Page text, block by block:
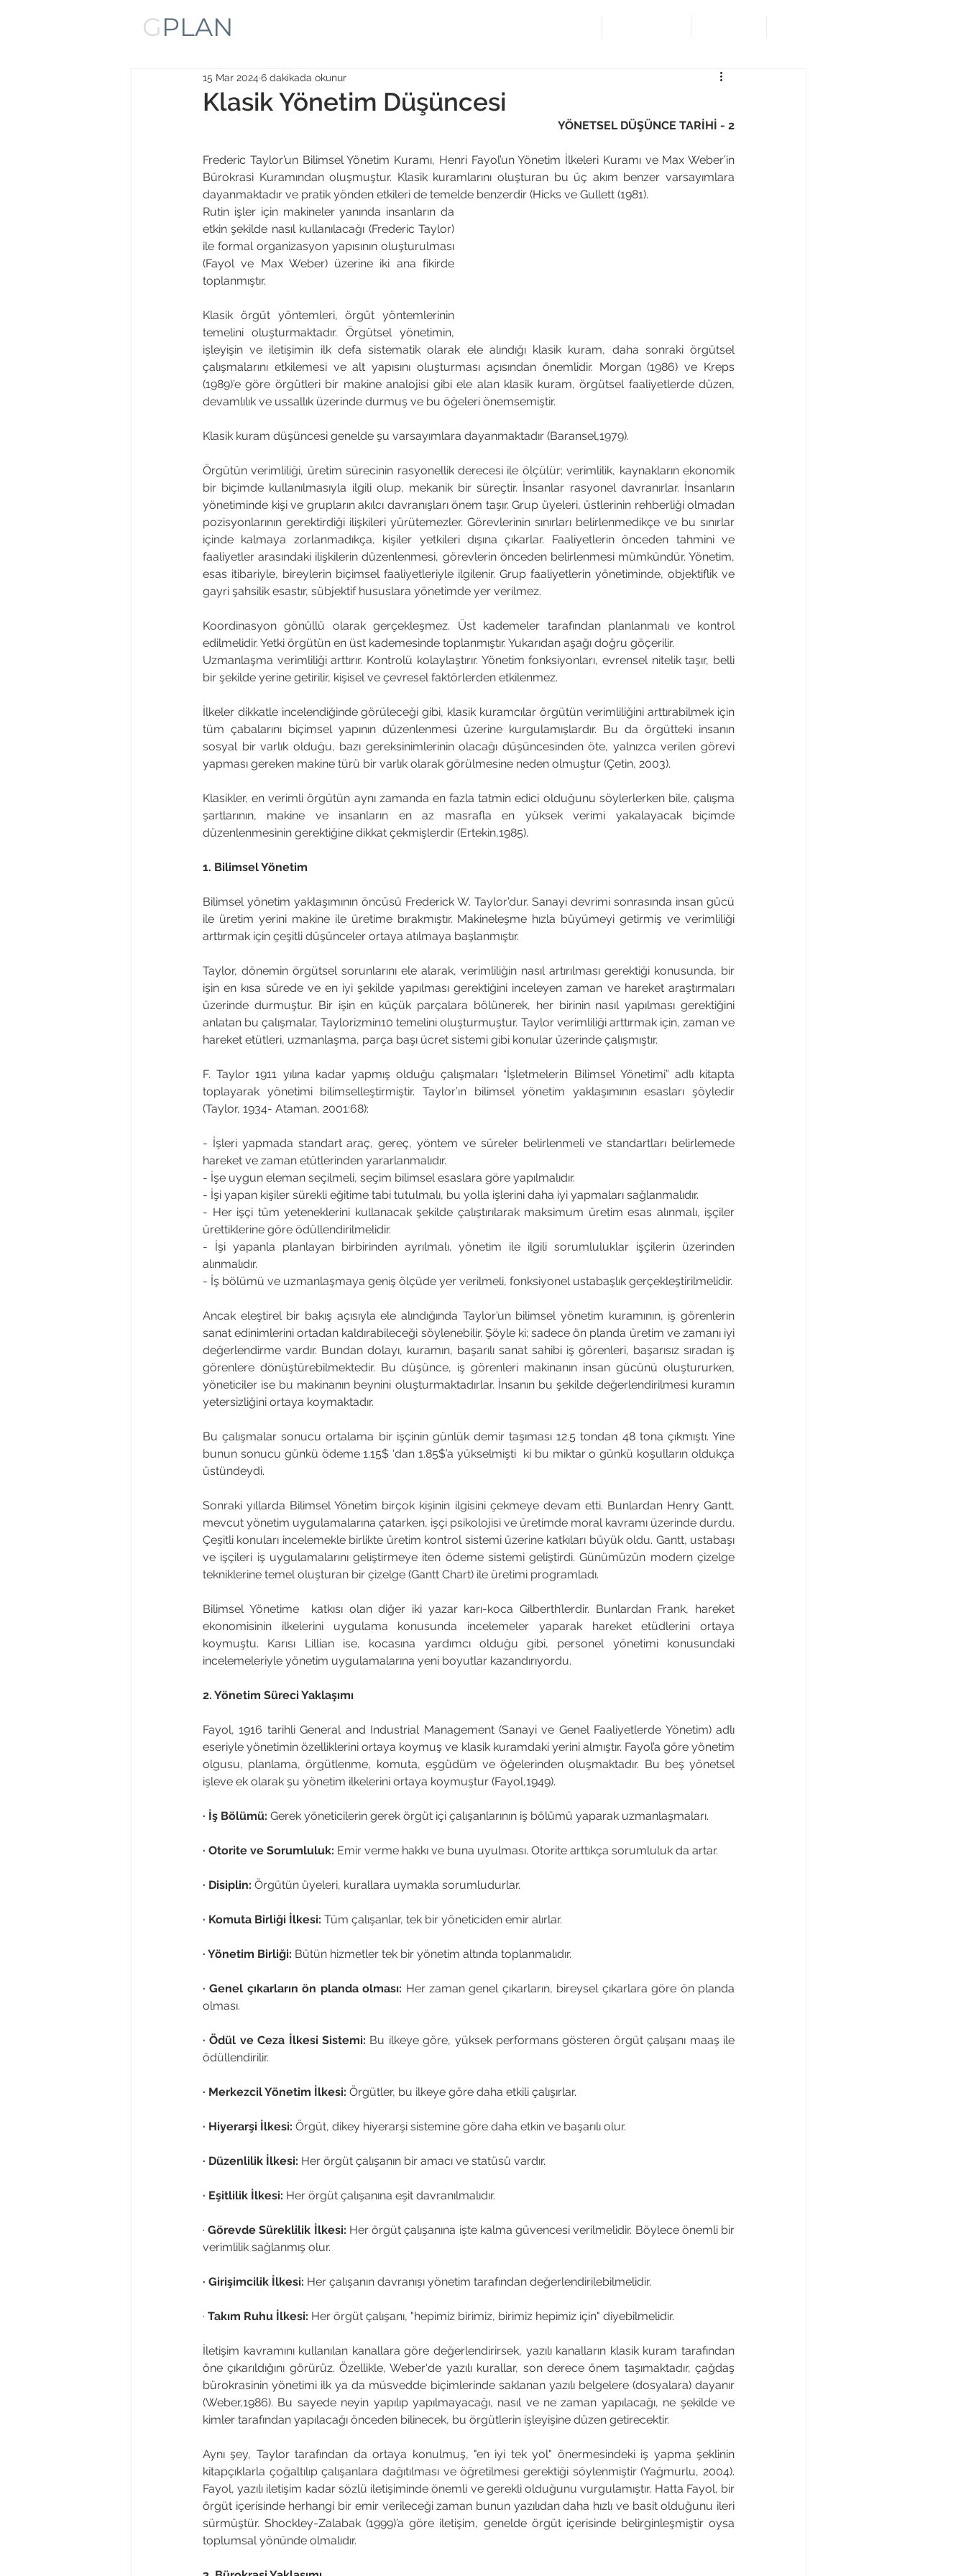
GPLAN
Klasik Yönetim Düşüncesi
15 Mar 2024 6 dakikada okunur
YÖNETSEL DÜŞÜNCE TARİHİ - 2
Frederic Taylor’un Bilimsel Yönetim Kuramı, Henri Fayol’un Yönetim İlkeleri Kuramı ve Max Weber’in
Bürokrasi Kuramından oluşmuştur. Klasik kuramlarını oluşturan bu üç akım benzer varsayımlara
dayanmaktadır ve pratik yönden etkileri de temelde benzerdir (Hicks ve Gullett (1981).
Rutin işler için makineler yanında insanların da
etkin şekilde nasıl kullanılacağı (Frederic Taylor)
ile formal organizasyon yapısının oluşturulması
(Fayol ve Max Weber) üzerine iki ana fikirde
toplanmıştır.
Klasik örgüt yöntemleri, örgüt yöntemlerinin
temelini oluşturmaktadır. Örgütsel yönetimin,
işleyişin ve iletişimin ilk defa sistematik olarak ele alındığı klasik kuram, daha sonraki örgütsel
çalışmalarını etkilemesi ve alt yapısını oluşturması açısından önemlidir. Morgan (1986) ve Kreps
(1989)’e göre örgütleri bir makine analojisi gibi ele alan klasik kuram, örgütsel faaliyetlerde düzen,
devamlılık ve ussallık üzerinde durmuş ve bu öğeleri önemsemiştir.
Klasik kuram düşüncesi genelde şu varsayımlara dayanmaktadır (Baransel,1979).
Örgütün verimliliği, üretim sürecinin rasyonellik derecesi ile ölçülür; verimlilik, kaynakların ekonomik
bir biçimde kullanılmasıyla ilgili olup, mekanik bir süreçtir. İnsanlar rasyonel davranırlar. İnsanların
yönetiminde kişi ve grupların akılcı davranışları önem taşır. Grup üyeleri, üstlerinin rehberliği olmadan
pozisyonlarının gerektirdiği ilişkileri yürütemezler. Görevlerinin sınırları belirlenmedikçe ve bu sınırlar
içinde kalmaya zorlanmadıkça, kişiler yetkileri dışına çıkarlar. Faaliyetlerin önceden tahmini ve
faaliyetler arasındaki ilişkilerin düzenlenmesi, görevlerin önceden belirlenmesi mümkündür. Yönetim,
esas itibariyle, bireylerin biçimsel faaliyetleriyle ilgilenir. Grup faaliyetlerin yönetiminde, objektiflik ve
gayri şahsilik esastır, sübjektif hususlara yönetimde yer verilmez.
Koordinasyon gönüllü olarak gerçekleşmez. Üst kademeler tarafından planlanmalı ve kontrol
edilmelidir. Yetki örgütün en üst kademesinde toplanmıştır. Yukarıdan aşağı doğru göçerilir.
Uzmanlaşma verimliliği arttırır. Kontrolü kolaylaştırır. Yönetim fonksiyonları, evrensel nitelik taşır, belli
bir şekilde yerine getirilir, kişisel ve çevresel faktörlerden etkilenmez.
İlkeler dikkatle incelendiğinde görüleceği gibi, klasik kuramcılar örgütün verimliliğini arttırabilmek için
tüm çabalarını biçimsel yapının düzenlenmesi üzerine kurgulamışlardır. Bu da örgütteki insanın
sosyal bir varlık olduğu, bazı gereksinimlerinin olacağı düşüncesinden öte, yalnızca verilen görevi
yapması gereken makine türü bir varlık olarak görülmesine neden olmuştur (Çetin, 2003).
Klasikler, en verimli örgütün aynı zamanda en fazla tatmin edici olduğunu söylerlerken bile, çalışma
şartlarının, makine ve insanların en az masrafla en yüksek verimi yakalayacak biçimde
düzenlenmesinin gerektiğine dikkat çekmişlerdir (Ertekin,1985).
1. Bilimsel Yönetim
Bilimsel yönetim yaklaşımının öncüsü Frederick W. Taylor’dur. Sanayi devrimi sonrasında insan gücü
ile üretim yerini makine ile üretime bırakmıştır. Makineleşme hızla büyümeyi getirmiş ve verimliliği
arttırmak için çeşitli düşünceler ortaya atılmaya başlanmıştır.
Taylor, dönemin örgütsel sorunlarını ele alarak, verimliliğin nasıl artırılması gerektiği konusunda, bir
işin en kısa sürede ve en iyi şekilde yapılması gerektiğini inceleyen zaman ve hareket araştırmaları
üzerinde durmuştur. Bir işin en küçük parçalara bölünerek, her birinin nasıl yapılması gerektiğini
anlatan bu çalışmalar, Taylorizmin10 temelini oluşturmuştur. Taylor verimliliği arttırmak için, zaman ve
hareket etütleri, uzmanlaşma, parça başı ücret sistemi gibi konular üzerinde çalışmıştır.
F. Taylor 1911 yılına kadar yapmış olduğu çalışmaları “İşletmelerin Bilimsel Yönetimi” adlı kitapta
toplayarak yönetimi bilimselleştirmiştir. Taylor’ın bilimsel yönetim yaklaşımının esasları şöyledir
(Taylor, 1934- Ataman, 2001:68):
- İşleri yapmada standart araç, gereç, yöntem ve süreler belirlenmeli ve standartları belirlemede
hareket ve zaman etütlerinden yararlanmalıdır.
- İşe uygun eleman seçilmeli, seçim bilimsel esaslara göre yapılmalıdır.
- İşi yapan kişiler sürekli eğitime tabi tutulmalı, bu yolla işlerini daha iyi yapmaları sağlanmalıdır.
- Her işçi tüm yeteneklerini kullanacak şekilde çalıştırılarak maksimum üretim esas alınmalı, işçiler
ürettiklerine göre ödüllendirilmelidir.
- İşi yapanla planlayan birbirinden ayrılmalı, yönetim ile ilgili sorumluluklar işçilerin üzerinden
alınmalıdır.
- İş bölümü ve uzmanlaşmaya geniş ölçüde yer verilmeli, fonksiyonel ustabaşlık gerçekleştirilmelidir.
Ancak eleştirel bir bakış açısıyla ele alındığında Taylor’un bilimsel yönetim kuramının, iş görenlerin
sanat edinimlerini ortadan kaldırabileceği söylenebilir. Şöyle ki; sadece ön planda üretim ve zamanı iyi
değerlendirme vardır. Bundan dolayı, kuramın, başarılı sanat sahibi iş görenleri, başarısız sıradan iş
görenlere dönüştürebilmektedir. Bu düşünce, iş görenleri makinanın insan gücünü oluştururken,
yöneticiler ise bu makinanın beynini oluşturmaktadırlar. İnsanın bu şekilde değerlendirilmesi kuramın
yetersizliğini ortaya koymaktadır.
Bu çalışmalar sonucu ortalama bir işçinin günlük demir taşıması 12.5 tondan 48 tona çıkmıştı. Yine
bunun sonucu günkü ödeme 1.15$ ‘dan 1.85$’a yükselmişti  ki bu miktar o günkü koşulların oldukça
üstündeydi.
Sonraki yıllarda Bilimsel Yönetim birçok kişinin ilgisini çekmeye devam etti. Bunlardan Henry Gantt,
mevcut yönetim uygulamalarına çatarken, işçi psikolojisi ve üretimde moral kavramı üzerinde durdu.
Çeşitli konuları incelemekle birlikte üretim kontrol sistemi üzerine katkıları büyük oldu. Gantt, ustabaşı
ve işçileri iş uygulamalarını geliştirmeye iten ödeme sistemi geliştirdi. Günümüzün modern çizelge
tekniklerine temel oluşturan bir çizelge (Gantt Chart) ile üretimi programladı.
Bilimsel Yönetime  katkısı olan diğer iki yazar karı-koca Gilberth’lerdir. Bunlardan Frank, hareket
ekonomisinin ilkelerini uygulama konusunda incelemeler yaparak hareket etüdlerini ortaya
koymuştu. Karısı Lillian ise, kocasına yardımcı olduğu gibi, personel yönetimi konusundaki
incelemeleriyle yönetim uygulamalarına yeni boyutlar kazandırıyordu.
2. Yönetim Süreci Yaklaşımı
Fayol, 1916 tarihli General and Industrial Management (Sanayi ve Genel Faaliyetlerde Yönetim) adlı
eseriyle yönetimin özelliklerini ortaya koymuş ve klasik kuramdaki yerini almıştır. Fayol’a göre yönetim
olgusu, planlama, örgütlenme, komuta, eşgüdüm ve öğelerinden oluşmaktadır. Bu beş yönetsel
işleve ek olarak şu yönetim ilkelerini ortaya koymuştur (Fayol,1949).
· İş Bölümü: Gerek yöneticilerin gerek örgüt içi çalışanlarının iş bölümü yaparak uzmanlaşmaları.
· Otorite ve Sorumluluk: Emir verme hakkı ve buna uyulması. Otorite arttıkça sorumluluk da artar.
· Disiplin: Örgütün üyeleri, kurallara uymakla sorumludurlar.
· Komuta Birliği İlkesi: Tüm çalışanlar, tek bir yöneticiden emir alırlar.
· Yönetim Birliği: Bütün hizmetler tek bir yönetim altında toplanmalıdır.
· Genel çıkarların ön planda olması: Her zaman genel çıkarların, bireysel çıkarlara göre ön planda
olması.
· Ödül ve Ceza İlkesi Sistemi: Bu ilkeye göre, yüksek performans gösteren örgüt çalışanı maaş ile
ödüllendirilir.
· Merkezcil Yönetim İlkesi: Örgütler, bu ilkeye göre daha etkili çalışırlar.
· Hiyerarşi İlkesi: Örgüt, dikey hiyerarşi sistemine göre daha etkin ve başarılı olur.
· Düzenlilik İlkesi: Her örgüt çalışanın bir amacı ve statüsü vardır.
· Eşitlilik İlkesi: Her örgüt çalışanına eşit davranılmalıdır.
· Görevde Süreklilik İlkesi: Her örgüt çalışanına işte kalma güvencesi verilmelidir. Böylece önemli bir
verimlilik sağlanmış olur.
· Girişimcilik İlkesi: Her çalışanın davranışı yönetim tarafından değerlendirilebilmelidir.
· Takım Ruhu İlkesi: Her örgüt çalışanı, "hepimiz birimiz, birimiz hepimiz için" diyebilmelidir.
İletişim kavramını kullanılan kanallara göre değerlendirirsek, yazılı kanalların klasik kuram tarafından
öne çıkarıldığını görürüz. Özellikle, Weber‘de yazılı kurallar, son derece önem taşımaktadır, çağdaş
bürokrasinin yönetimi ilk ya da müsvedde biçimlerinde saklanan yazılı belgelere (dosyalara) dayanır
(Weber,1986). Bu sayede neyin yapılıp yapılmayacağı, nasıl ve ne zaman yapılacağı, ne şekilde ve
kimler tarafından yapılacağı önceden bilinecek, bu örgütlerin işleyişine düzen getirecektir.
Aynı şey, Taylor tarafından da ortaya konulmuş, "en iyi tek yol" önermesindeki iş yapma şeklinin
kitapçıklarla çoğaltılıp çalışanlara dağıtılması ve öğretilmesi gerektiği söylenmiştir (Yağmurlu, 2004).
Fayol, yazılı iletişim kadar sözlü iletişiminde önemli ve gerekli olduğunu vurgulamıştır. Hatta Fayol, bir
örgüt içerisinde herhangi bir emir verileceği zaman bunun yazılıdan daha hızlı ve basit olduğunu ileri
sürmüştür. Shockley-Zalabak (1999)’a göre iletişim, genelde örgüt içerisinde belirginleşmiştir oysa
toplumsal yönünde olmalıdır.